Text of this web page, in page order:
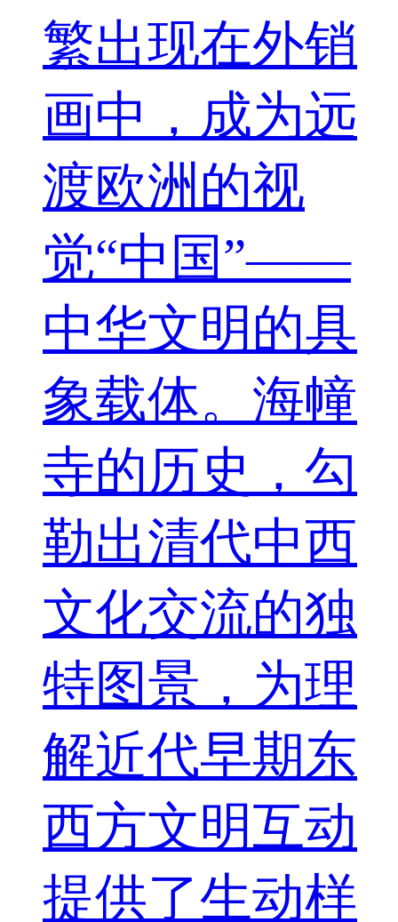
繁出现在外销
画中，成为远
渡欧洲的视
觉“中国”——
中华文明的具
象载体。海幢
寺的历史，勾
勒出清代中西
文化交流的独
特图景，为理
解近代早期东
西方文明互动
提供了生动样